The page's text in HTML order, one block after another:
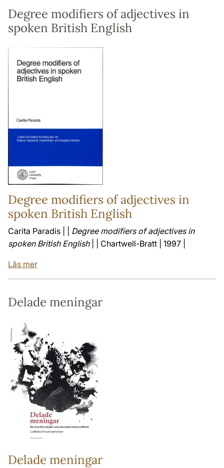
Degree modifiers of adjectives in
spoken British English
Degree modifiers of adjectives in
spoken British English
Carita Paradis | | Degree modifiers of adjectives in
spoken British English| | Chartwell-Bratt | 1997 |
Läs mer
Delade meningar
Delade meningar